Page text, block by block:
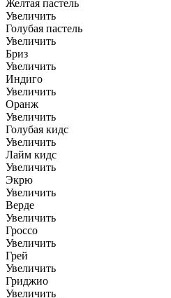
Желтая пастель
Увеличить
Голубая пастель
Увеличить
Бриз
Увеличить
Индиго
Увеличить
Оранж
Увеличить
Голубая кидс
Увеличить
Лайм кидс
Увеличить
Экрю
Увеличить
Верде
Увеличить
Гроссо
Увеличить
Грей
Увеличить
Гриджио
Увеличить